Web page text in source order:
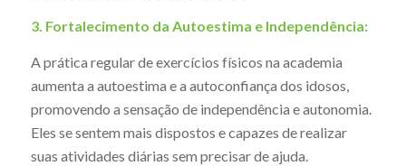
3. Fortalecimento da Autoestima e Independência:
A prática regular de exercícios físicos na academia
aumenta a autoestima e a autoconfiança dos idosos,
promovendo a sensação de independência e autonomia.
Eles se sentem mais dispostos e capazes de realizar
suas atividades diárias sem precisar de ajuda.